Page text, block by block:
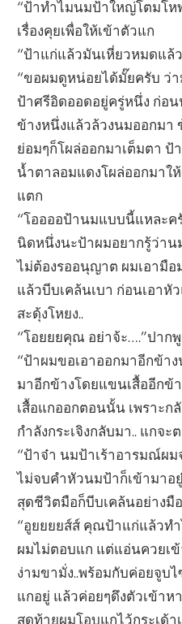
“ป้าทำไมนมป้าใหญ่โตมโห
เรื่องคุยเพื่อให้เข้าตัวแก
“ป้าแก่แล้วมันเหี่ยวหมดแล้
“ขอผมดูหน่อยได้มั๊ยครับ ว่
ป้าศรีอิดออดอยู่ครู่หนึ่ง ก่อ
ข้างหนึ่งแล้วล้วงนมออกม
ย่อมๆก็โผล่ออกมาเต็มตา
น้ำตาลอมแดงโผล่ออกมาใ
แตก
“โออออป้านมแบบนี้แหละค
นิดหนึ่งนะป้าผมอยากรู้ว่า
ไม่ต้องรออนุญาต ผมเอามือ
แล้วบีบเคล้นเบา ก่อนเอา
สะดุ้งโหยง..
“โอยยยคุณ อย่าจ้ะ….”ปาก
“ป้าผมขอเอาออกมาอีกข้า
มาอีกข้างโดยแขนเสื้ออีกข้
เสื้อแกออกตอนนั้น เพราะก
กำลังกระเจิงกลับมา.. แกจ
“ป้าจ๋า นมป้าเร้าอารมณ์ผ
ไม่จบคำหัวนมป้าก็เข้ามาอ
สุดชีวิตมือก็บีบเคล้นอย่างมื
“อูยยยยส์ส์ คุณป้าแก่แล้วท
ผมไม่ตอบแก แต่แอ่นควยเ
ง่ามขามั่ง..พร้อมกับค่อยจูบ
แกอยู่ แล้วค่อยๆดึงตัวเข้า
สุดท้ายผมโอบแกไว้กระเด้า